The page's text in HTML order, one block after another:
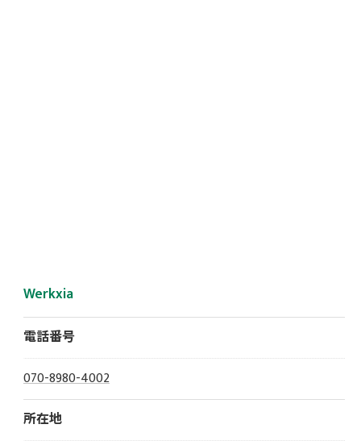
Werkxia
電話番号
070-8980-4002
所在地